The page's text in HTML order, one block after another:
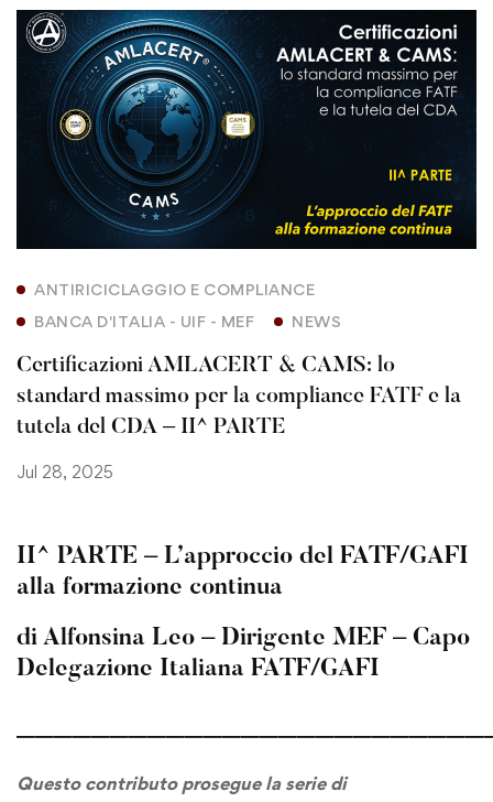
ANTIRICICLAGGIO E COMPLIANCE
BANCA D'ITALIA - UIF - MEF
NEWS
Certificazioni AMLACERT & CAMS: lo
standard massimo per la compliance FATF e la
tutela del CDA – II^ PARTE
Jul 28, 2025
II^ PARTE – L’approccio del FATF/GAFI
alla formazione continua
di Alfonsina Leo – Dirigente MEF – Capo
Delegazione Italiana FATF/GAFI
Questo contributo prosegue la serie di